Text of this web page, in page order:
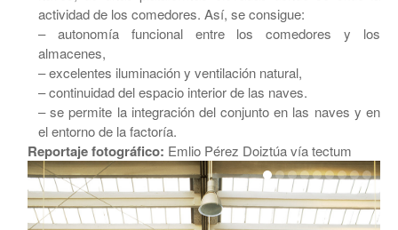
actividad de los comedores. Así, se consigue:
– autonomía funcional entre los comedores y los
almacenes,
– excelentes iluminación y ventilación natural,
– continuidad del espacio interior de las naves.
– se permite la integración del conjunto en las naves y en
el entorno de la factoría.
Reportaje fotográfico: Emlio Pérez Doiztúavía tectum